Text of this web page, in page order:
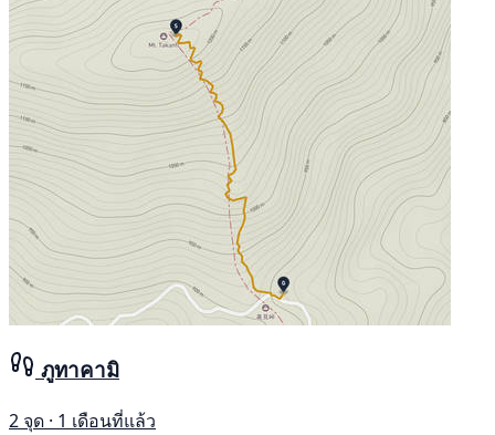
ภูทาคามิ
2 จุด · 1 เดือนที่แล้ว